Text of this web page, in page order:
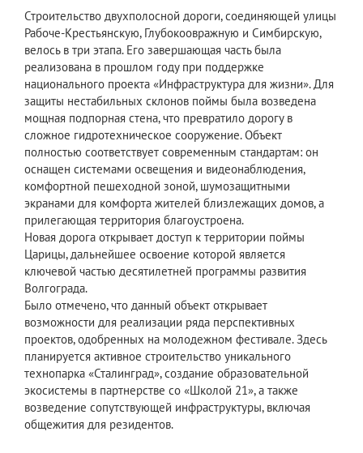
Строительство двухполосной дороги, соединяющей улицы
Рабоче-Крестьянскую, Глубокоовражную и Симбирскую,
велось в три этапа. Его завершающая часть была
реализована в прошлом году при поддержке
национального проекта «Инфраструктура для жизни». Для
защиты нестабильных склонов поймы была возведена
мощная подпорная стена, что превратило дорогу в
сложное гидротехническое сооружение. Объект
полностью соответствует современным стандартам: он
оснащен системами освещения и видеонаблюдения,
комфортной пешеходной зоной, шумозащитными
экранами для комфорта жителей близлежащих домов, а
прилегающая территория благоустроена.
Новая дорога открывает доступ к территории поймы
Царицы, дальнейшее освоение которой является
ключевой частью десятилетней программы развития
Волгограда.
Было отмечено, что данный объект открывает
возможности для реализации ряда перспективных
проектов, одобренных на молодежном фестивале. Здесь
планируется активное строительство уникального
технопарка «Сталинград», создание образовательной
экосистемы в партнерстве со «Школой 21», а также
возведение сопутствующей инфраструктуры, включая
общежития для резидентов.